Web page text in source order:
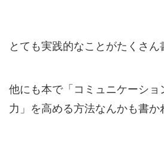
とても実践的なことがたくさん
他にも本で「コミュニケーショ
力」を高める方法なんかも書か